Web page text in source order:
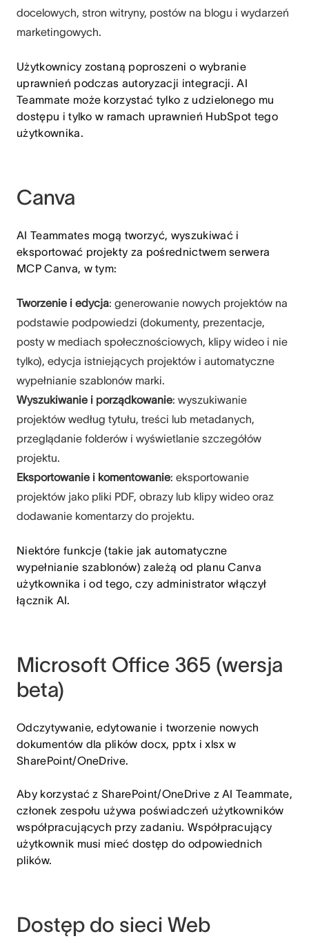
docelowych, stron witryny, postów na blogu i wydarzeń
marketingowych.
Użytkownicy zostaną poproszeni o wybranie
uprawnień podczas autoryzacji integracji. AI
Teammate może korzystać tylko z udzielonego mu
dostępu i tylko w ramach uprawnień HubSpot tego
użytkownika.
Canva
AI Teammates mogą tworzyć, wyszukiwać i
eksportować projekty za pośrednictwem serwera
MCP Canva, w tym:
Tworzenie i edycja: generowanie nowych projektów na
podstawie podpowiedzi (dokumenty, prezentacje,
posty w mediach społecznościowych, klipy wideo i nie
tylko), edycja istniejących projektów i automatyczne
wypełnianie szablonów marki.
Wyszukiwanie i porządkowanie: wyszukiwanie
projektów według tytułu, treści lub metadanych,
przeglądanie folderów i wyświetlanie szczegółów
projektu.
Eksportowanie i komentowanie: eksportowanie
projektów jako pliki PDF, obrazy lub klipy wideo oraz
dodawanie komentarzy do projektu.
Niektóre funkcje (takie jak automatyczne
wypełnianie szablonów) zależą od planu Canva
użytkownika i od tego, czy administrator włączył
łącznik AI.
Microsoft Office 365 (wersja
beta)
Odczytywanie, edytowanie i tworzenie nowych
dokumentów dla plików docx, pptx i xlsx w
SharePoint/OneDrive.
Aby korzystać z SharePoint/OneDrive z AI Teammate,
członek zespołu używa poświadczeń użytkowników
współpracujących przy zadaniu. Współpracujący
użytkownik musi mieć dostęp do odpowiednich
plików.
Dostęp do sieci Web